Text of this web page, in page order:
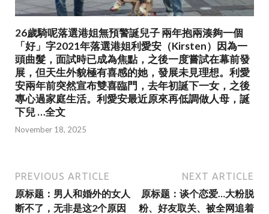
26歲騎呢落選港姐無預警誕兒子 兩年抱兩湊夠一個
「好」字2021年落選港姐利愛安（Kirsten）因為一
頭曲髮，面試時已成為焦點，之後一度嘗試在幕前發
展，但天生外貌極有喜感的她，發展未見理想。利愛
安兩年前突然宣布雙喜臨門，去年初誕下一女，之後
專心過家庭生活。利愛安最近原來再低調做人母，誕
下兒 …全文
November 18, 2025
PREVIOUS ARTICLE
原标题：男人和婚外的女人
断不了，无非是这2个原因
NEXT ARTICLE
原标题：谈个恋爱…大粉脱
粉、好友取关、被全网追着